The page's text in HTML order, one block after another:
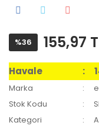
%36 155,97
Havale
Marka
Stok Kodu
Kategori